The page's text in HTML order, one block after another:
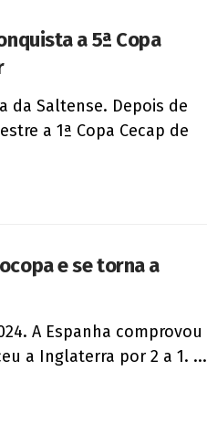
a 5ª Copa
da Saltense. Depois de
a 1ª Copa Cecap de
e se torna a
A Espanha comprovou
a Inglaterra por 2 a 1. ...